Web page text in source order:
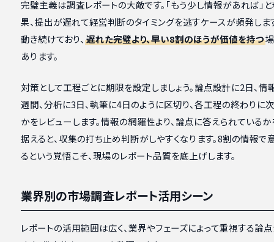
完璧主義は調査レポートの大敵です。「もう少し情報があれば」
果、提出が遅れて経営判断のタイミングを逃すケースが頻発しま
動き続けており、 遅れた完璧より、早い8割のほうが価値を持つ
あります。
対策として工程ごとに期限を設定しましょう。論点設計に2日、情
週間、分析に3日、執筆に4日のように区切り、各工程の終わりに
かをレビューします。情報の網羅性より、論点に答えられている
据えると、収集の打ち止め判断がしやすくなります。8割の情報で
るという覚悟こそ、現場のレポート品質を底上げします。
業界別の市場調査レポート活用シーン
レポートの活用範囲は広く、業界やフェーズによって重視する論